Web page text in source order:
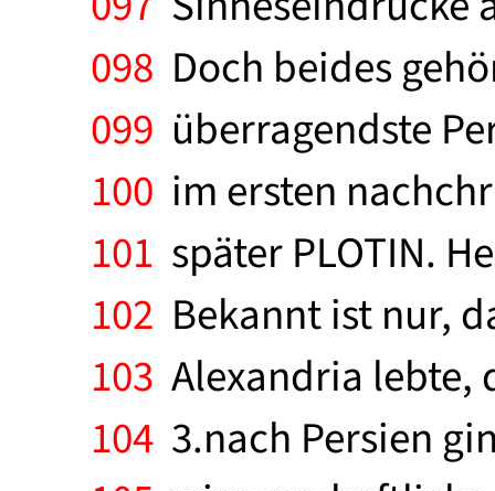
098 Doch beides
099 überragendste
100 im ersten
101 später PLOTIN.
102 Bekannt ist nur,
103 Alexandria lebte,
104 3.nach Persien